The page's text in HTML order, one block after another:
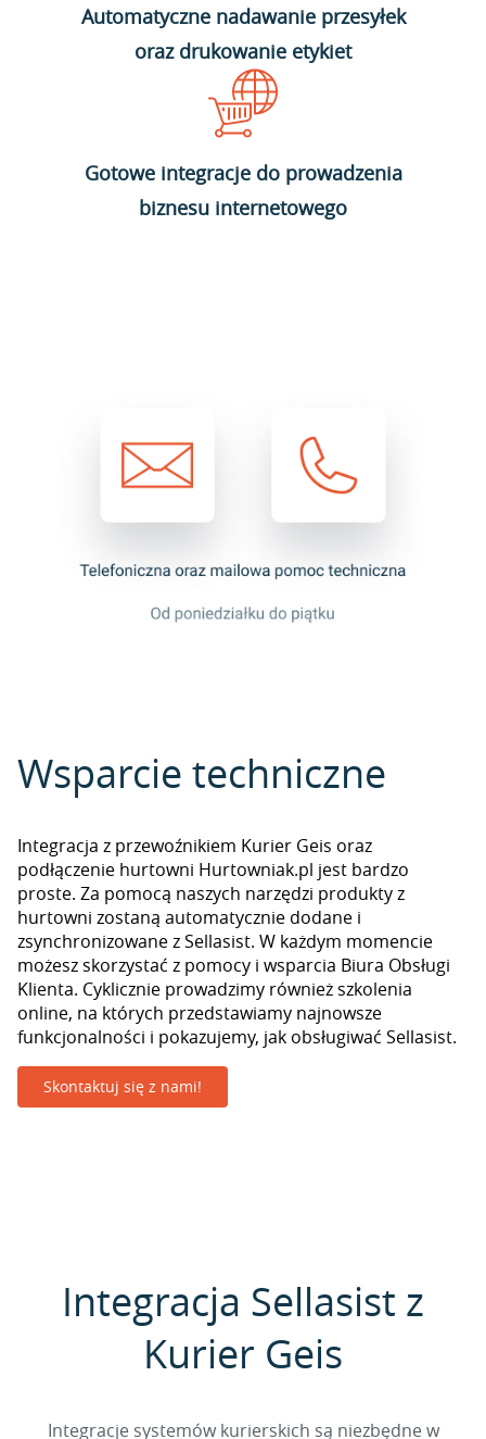
Automatyczne nadawanie przesyłek
oraz drukowanie etykiet
Gotowe integracje do prowadzenia
biznesu internetowego
Wsparcie techniczne
Integracja z przewoźnikiem Kurier Geis oraz
podłączenie hurtowni Hurtowniak.pl jest bardzo
proste. Za pomocą naszych narzędzi produkty z
hurtowni zostaną automatycznie dodane i
zsynchronizowane z Sellasist. W każdym momencie
możesz skorzystać z pomocy i wsparcia Biura Obsługi
Klienta. Cyklicznie prowadzimy również szkolenia
online, na których przedstawiamy najnowsze
funkcjonalności i pokazujemy, jak obsługiwać Sellasist.
Skontaktuj się z nami!
Integracja Sellasist z
Kurier Geis
Integracje systemów kurierskich są niezbędne w